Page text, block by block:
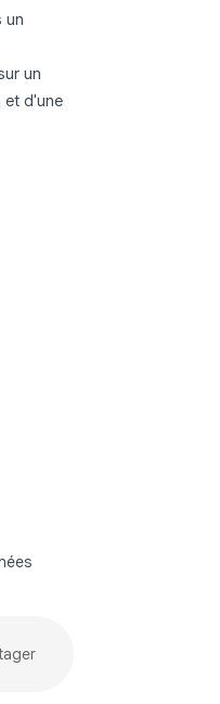
un
un
et d'une